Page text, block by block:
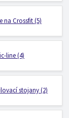
na Crossfit (5)
line (4)
stojany (2)